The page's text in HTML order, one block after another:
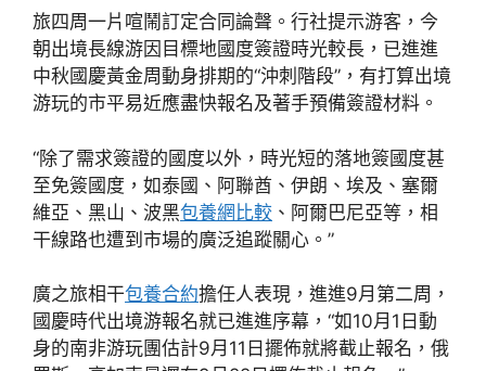
旅四周一片喧鬧訂定合同論聲。行社提示游客，今
朝出境長線游因目標地國度簽證時光較長，已進進
中秋國慶黃金周動身排期的“沖刺階段”，有打算出境
游玩的市平易近應盡快報名及著手預備簽證材料。
“除了需求簽證的國度以外，時光短的落地簽國度甚
至免簽國度，如泰國、阿聯酋、伊朗、埃及、塞爾
維亞、黑山、波黑包養網比較 、阿爾巴尼亞等，相
干線路也遭到市場的廣泛追蹤關心。”
廣之旅相干包養合約擔任人表現，進進9月第二周，
國慶時代出境游報名就已進進序幕，“如10月1日動
身的南非游玩團估計9月11日擺佈就將截止報名，俄